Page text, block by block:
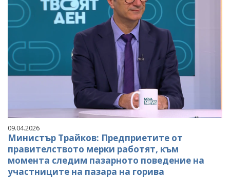
09.04.2026
Министър Трайков: Предприетите от
правителството мерки работят, към
момента следим пазарното поведение на
участниците на пазара на горива